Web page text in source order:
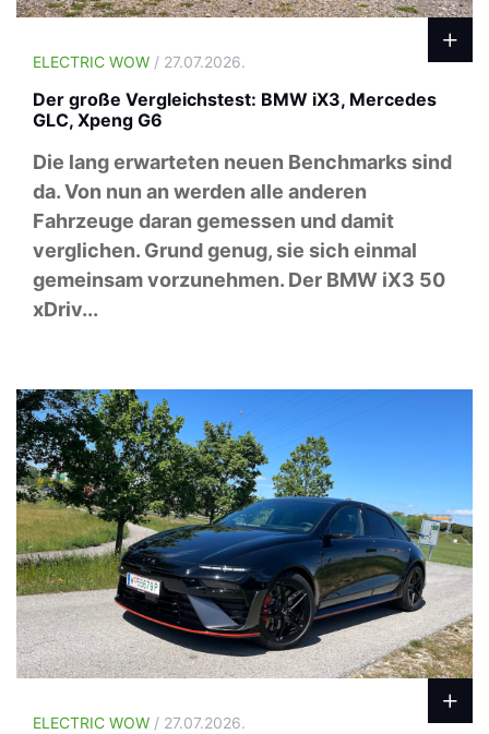
ELECTRIC WOW / 27.07.2026.
Der große Vergleichstest: BMW iX3, Mercedes
GLC, Xpeng G6
Die lang erwarteten neuen Benchmarks sind
da. Von nun an werden alle anderen
Fahrzeuge daran gemessen und damit
verglichen. Grund genug, sie sich einmal
gemeinsam vorzunehmen. Der BMW iX3 50
xDriv...
ELECTRIC WOW / 27.07.2026.